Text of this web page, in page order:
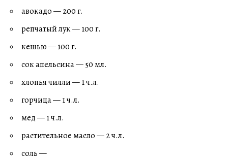
авокадо — 200 г.
репчатый лук — 100 г.
кешью — 100 г.
сок апельсина — 50 мл.
хлопья чилли — 1 ч.л.
горчица — 1 ч.л.
мед — 1 ч.л.
растительное масло — 2 ч.л.
соль —